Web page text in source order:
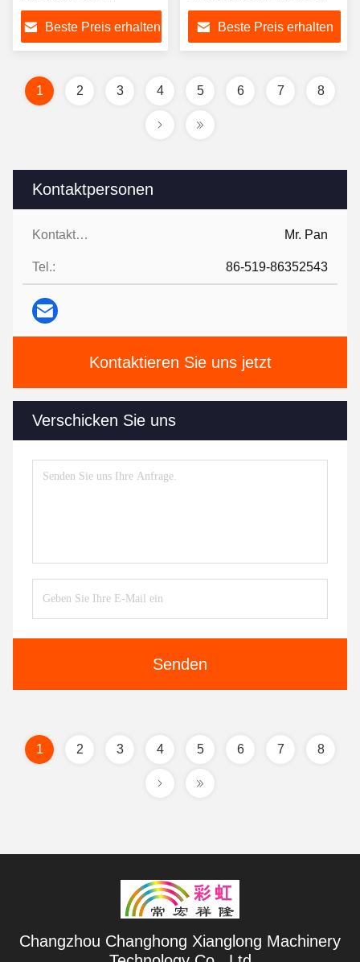
Kontaktpersonen
Kontaktpersonen: Mr. Pan
Tel.: 86-519-86352543
Kontaktieren Sie uns jetzt
Verschicken Sie uns
Senden
professionelle
benutzerdefinierte
elektrische
Beste Preis erhalten Beste Preis erhalten
1 2 3 4 5 6 7 8
1 2 3 4 5 6 7 8
Changzhou Changhong Xianglong Machinery